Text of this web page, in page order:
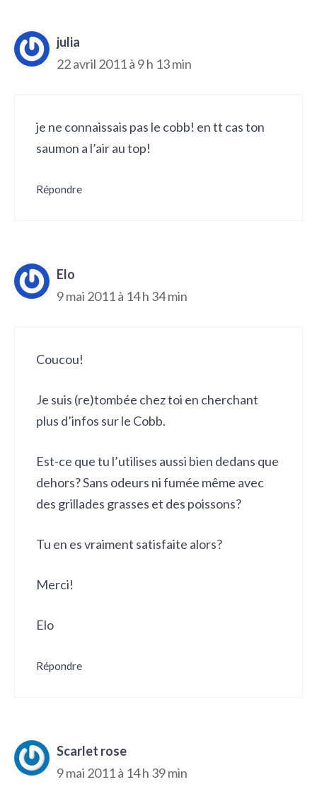
julia
22 avril 2011 à 9 h 13 min
je ne connaissais pas le cobb! en tt cas ton
saumon a l’air au top!
Répondre
Elo
9 mai 2011 à 14 h 34 min
Coucou!
Je suis (re)tombée chez toi en cherchant
plus d’infos sur le Cobb.
Est-ce que tu l’utilises aussi bien dedans que
dehors? Sans odeurs ni fumée même avec
des grillades grasses et des poissons?
Tu en es vraiment satisfaite alors?
Merci!
Elo
Répondre
Scarlet rose
9 mai 2011 à 14 h 39 min